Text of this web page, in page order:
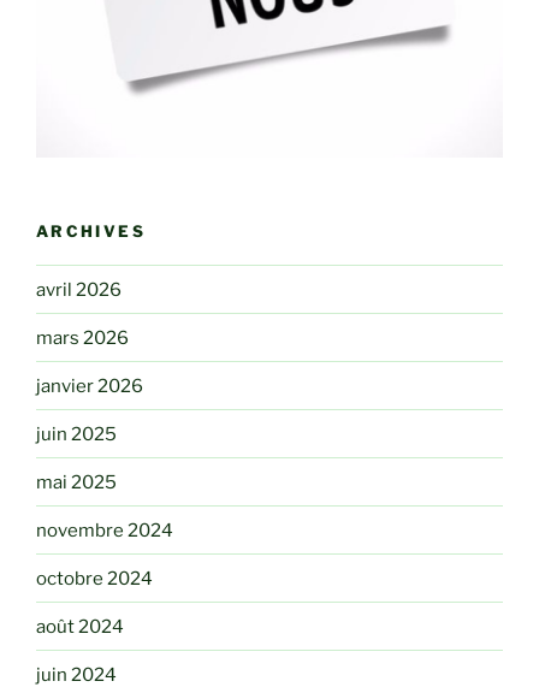
ARCHIVES
avril 2026
mars 2026
janvier 2026
juin 2025
mai 2025
novembre 2024
octobre 2024
août 2024
juin 2024